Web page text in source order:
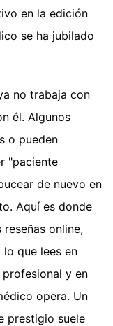
en la edición
se ha jubilado
no trabaja con
él. Algunos
o pueden
"paciente
de nuevo en
Aquí es donde
online,
que lees en
y en
opera. Un
prestigio suele